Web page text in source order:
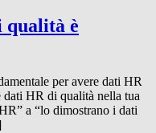
qualità è
per avere dati HR
dati HR di qualità nella tua
a “lo dimostrano i dati